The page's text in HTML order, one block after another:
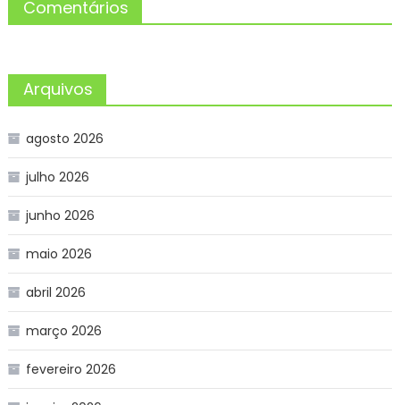
Comentários
Arquivos
agosto 2026
julho 2026
junho 2026
maio 2026
abril 2026
março 2026
fevereiro 2026